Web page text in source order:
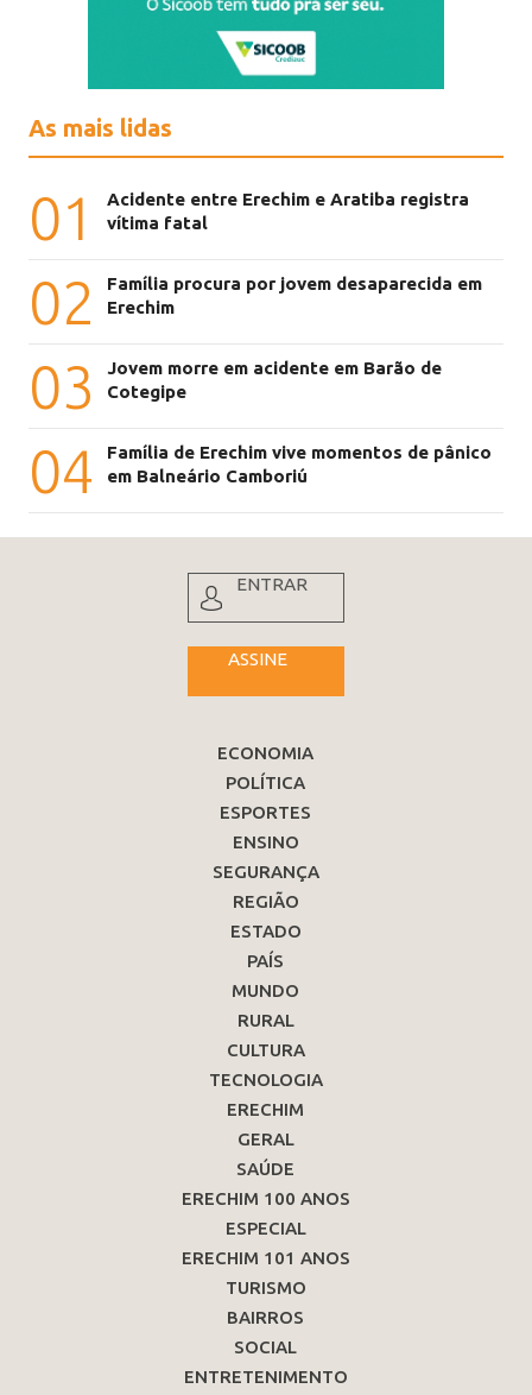
As mais lidas
01
Acidente entre Erechim e Aratiba registra
vítima fatal
02
Família procura por jovem desaparecida em
Erechim
03
Jovem morre em acidente em Barão de
Cotegipe
04
Família de Erechim vive momentos de pânico
em Balneário Camboriú
ENTRAR
ASSINE
ECONOMIA
POLÍTICA
ESPORTES
ENSINO
SEGURANÇA
REGIÃO
ESTADO
PAÍS
MUNDO
RURAL
CULTURA
TECNOLOGIA
ERECHIM
GERAL
SAÚDE
ERECHIM 100 ANOS
ESPECIAL
ERECHIM 101 ANOS
TURISMO
BAIRROS
SOCIAL
ENTRETENIMENTO